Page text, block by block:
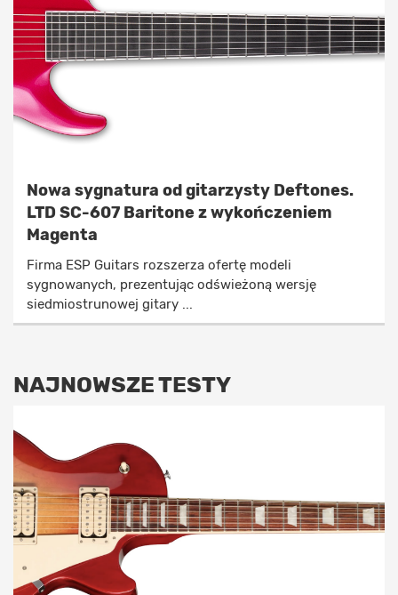
Nowa sygnatura od gitarzysty Deftones.
LTD SC-607 Baritone z wykończeniem
Magenta
Firma ESP Guitars rozszerza ofertę modeli
sygnowanych, prezentując odświeżoną wersję
siedmiostrunowej gitary ...
NAJNOWSZE TESTY